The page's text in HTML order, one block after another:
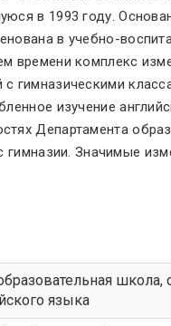
в 1993 году.
в учебно-
времени комплекс
гимназическими
изучение
Департамента
гимназии. Значимые
школа,
языка